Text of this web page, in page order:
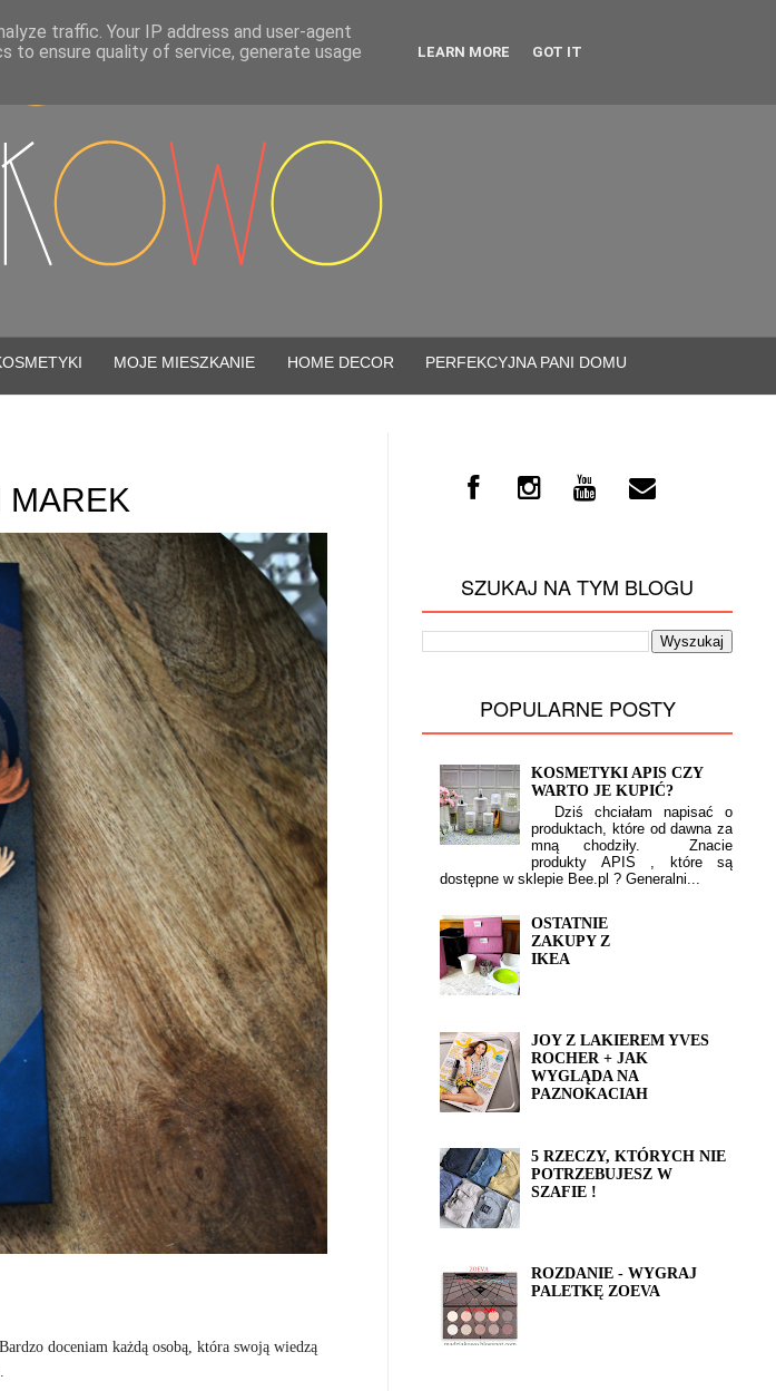
MOJE MIESZKANIE HOME DECOR PERFEKCYJNA PANI DOMU
MAREK
doceniam każdą osobą, która swoją wiedzą
SZUKAJ NA TYM BLOGU
POPULARNE POSTY
KOSMETYKI APIS CZY
WARTO JE KUPIĆ?
Dziś chciałam napisać o
produktach, które od dawna za
mną chodziły. Znacie
produkty APIS , które są
dostępne w sklepie Bee.pl ? Generalni...
OSTATNIE
ZAKUPY Z
IKEA
JOY Z LAKIEREM YVES
ROCHER + JAK
WYGLĄDA NA
PAZNOKACIAH
5 RZECZY, KTÓRYCH NIE
POTRZEBUJESZ W
SZAFIE !
ROZDANIE - WYGRAJ
PALETKĘ ZOEVA
traffic. Your IP address and user-agent
to ensure quality of service, generate usage
LEARN MORE GOT IT